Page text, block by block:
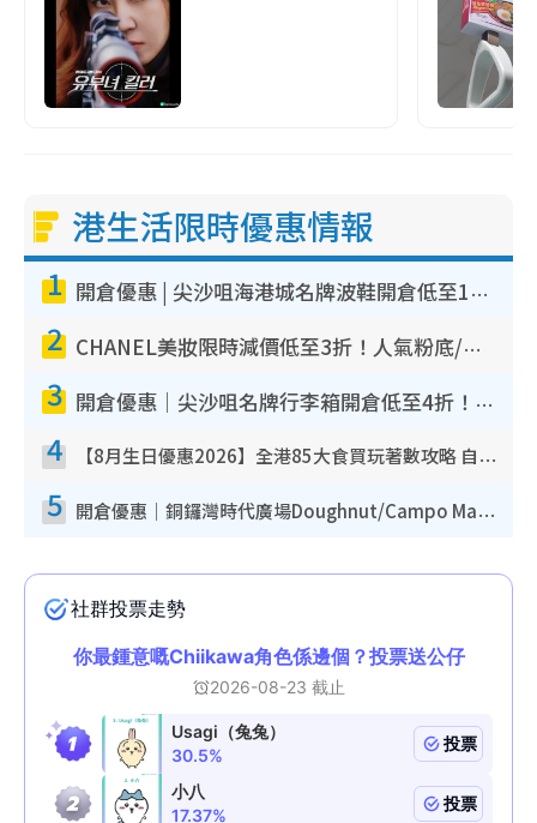
港生活限時優惠情報
1 開倉優惠 | 尖沙咀海港城名牌波鞋開倉低至1折！On鞋$899起／Joy&Peace鞋履$98起
2 CHANEL美妝限時減價低至3折！人氣粉底/唇膏/精華液低至$275！COCO香水都有平
3 開倉優惠｜尖沙咀名牌行李箱開倉低至4折！一連5日 American Tourister/ace./Hallmark $200起！
4 【8月生日優惠2026】全港85大食買玩著數攻略 自助餐/火鍋放題同行免費＋誠品/DONKI送現金券
5 開倉優惠｜銅鑼灣時代廣場Doughnut/Campo Marzio開倉低至1折！背囊、書包、手袋劈價$200起